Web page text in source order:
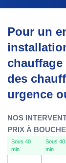
Pour un
des
urgence
NOS
PRIX À
Sous 40
min
Sous 40
min